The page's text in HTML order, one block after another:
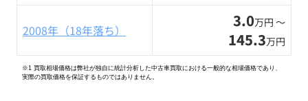
2008年（18年落ち） 3.0万円 〜
145.3万円
※1 買取相場価格は弊社が独自に統計分析した中古車買取における一般的な相場価格であり、
実際の買取価格を保証するものではありません。